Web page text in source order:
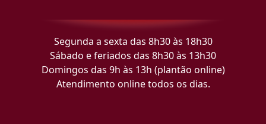
Segunda a sexta das 8h30 às 18h30
Sábado e feriados das 8h30 às 13h30
Domingos das 9h às 13h (plantão online)
Atendimento online todos os dias.